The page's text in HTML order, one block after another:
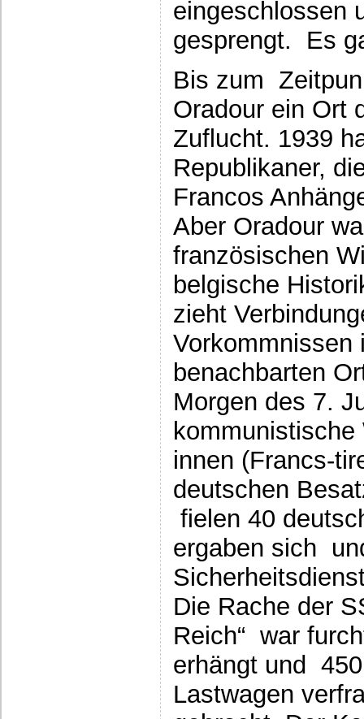
eingeschlossen
gesprengt. Es
Bis zum
Oradour ein Ort
Zuflucht. 1939
Republikaner,
Francos
Aber Oradour
französischen
belgische
zieht
benachbarten
Morgen des 7.
innen (Francs-
deutschen
fielen 40
ergaben sich
Die Rache der
Reich“ war
erhängt und
Lastwagen